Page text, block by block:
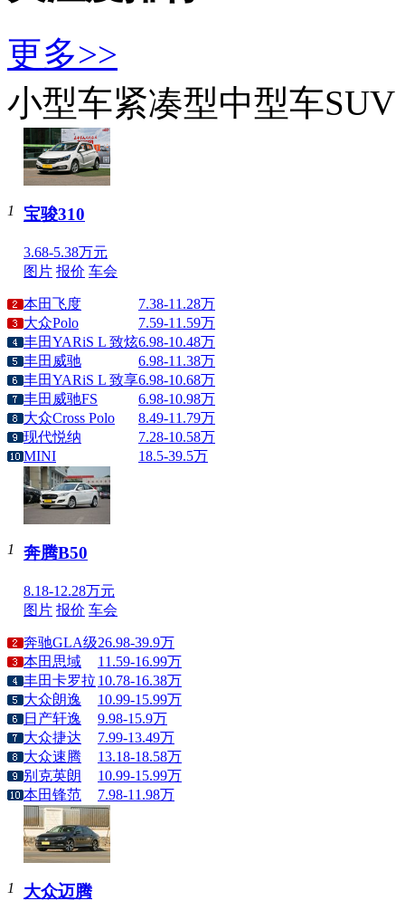
更多>>
小型车紧凑型中型车SUV
1 宝骏310
3.68-5.38万元
图片 报价 车会
本田飞度
7.38-11.28万
大众Polo
7.59-11.59万
丰田YARiS L 致炫6.98-10.48万
丰田威驰
6.98-11.38万
丰田YARiS L 致享6.98-10.68万
丰田威驰FS
6.98-10.98万
大众Cross Polo
8.49-11.79万
现代悦纳
7.28-10.58万
MINI
18.5-39.5万
1 奔腾B50
8.18-12.28万元
图片 报价 车会
奔驰GLA级26.98-39.9万
本田思域
11.59-16.99万
丰田卡罗拉 10.78-16.38万
大众朗逸
10.99-15.99万
日产轩逸
9.98-15.9万
大众捷达
7.99-13.49万
大众速腾
13.18-18.58万
别克英朗
10.99-15.99万
本田锋范
7.98-11.98万
1 大众迈腾